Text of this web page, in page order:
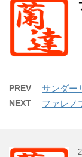
PREV サンダー
NEXT ファレ